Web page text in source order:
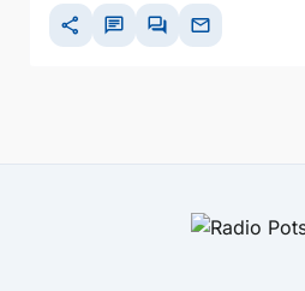
share chat forum mail